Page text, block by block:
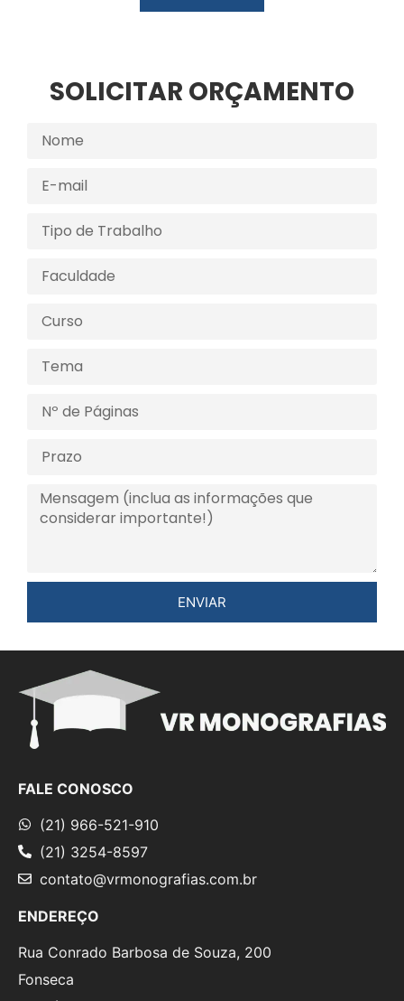
SOLICITAR ORÇAMENTO
ENVIAR
FALE CONOSCO
(21) 966-521-910
(21) 3254-8597
contato@vrmonografias.com.br
ENDEREÇO
Rua Conrado Barbosa de Souza, 200
Fonseca